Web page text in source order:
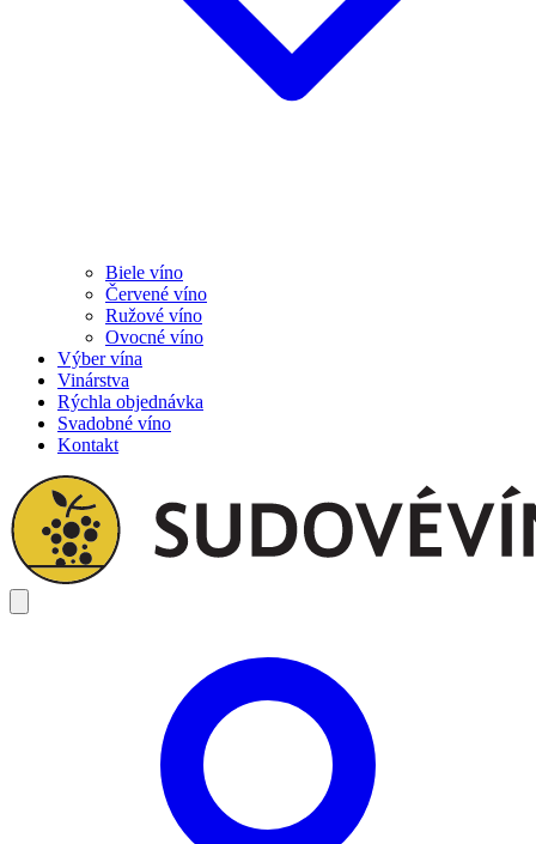
Biele víno
Červené víno
Ružové víno
Ovocné víno
Výber vína
Vinárstva
Rýchla objednávka
Svadobné víno
Kontakt